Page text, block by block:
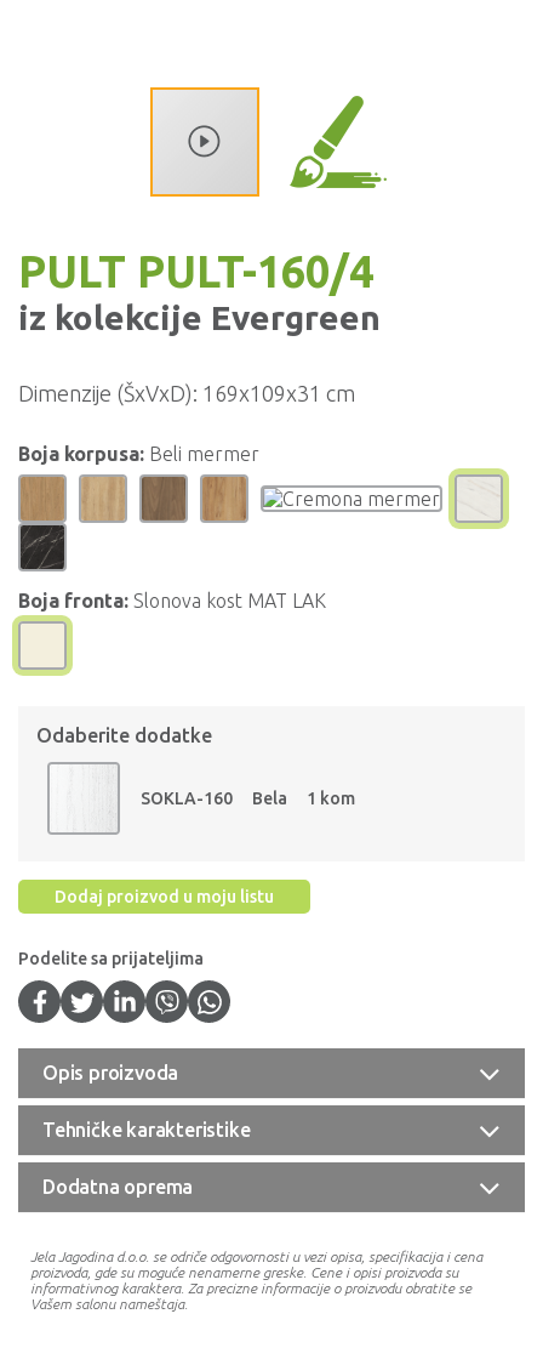
PULT PULT-160/4
iz kolekcije Evergreen
Dimenzije (ŠxVxD): 169x109x31 cm
Boja korpusa: Beli mermer
Boja fronta: Slonova kost MAT LAK
Odaberite dodatke
SOKLA-160 Bela 1 kom
Dodaj proizvod u moju listu
Podelite sa prijateljima
Opis proizvoda
Tehničke karakteristike
Dodatna oprema
Jela Jagodina d.o.o. se odriče odgovornosti u vezi opisa, specifikacija i cena
proizvoda, gde su moguće nenamerne greske. Cene i opisi proizvoda su
informativnog karaktera. Za precizne informacije o proizvodu obratite se
Vašem salonu nameštaja.